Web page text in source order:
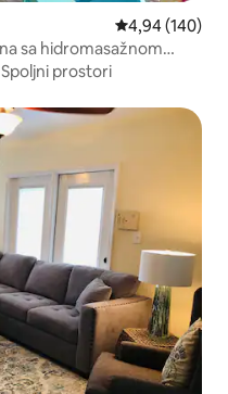
Prosečna
4,94 (140)
sa hidromasažnom
Spoljni prostori